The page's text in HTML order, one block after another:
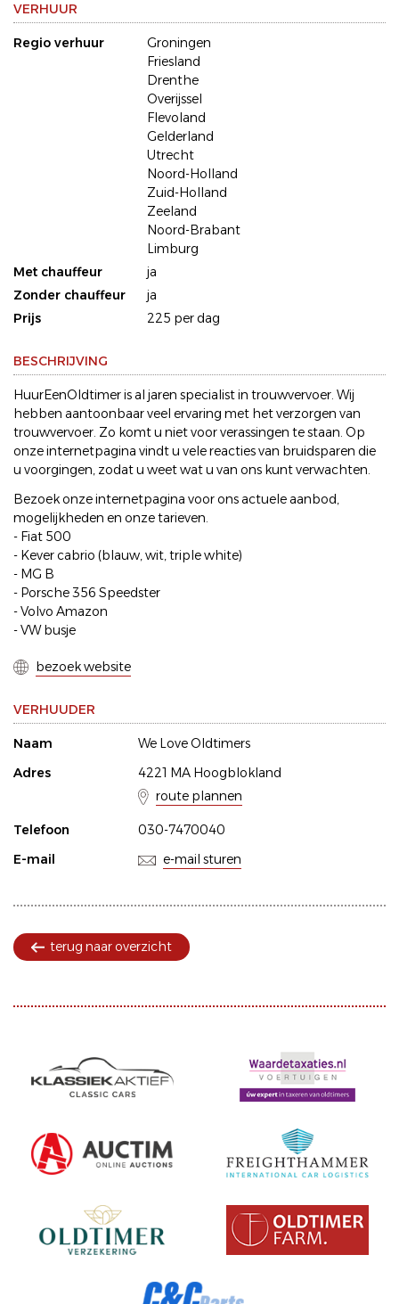
VERHUUR
Regio verhuur
Groningen
Friesland
Drenthe
Overijssel
Flevoland
Gelderland
Utrecht
Noord-Holland
Zuid-Holland
Zeeland
Noord-Brabant
Limburg
Met chauffeur
ja
Zonder chauffeur
ja
Prijs
225 per dag
BESCHRIJVING
HuurEenOldtimer is al jaren specialist in trouwvervoer. Wij
hebben aantoonbaar veel ervaring met het verzorgen van
trouwvervoer. Zo komt u niet voor verassingen te staan. Op
onze internetpagina vindt u vele reacties van bruidsparen die
u voorgingen, zodat u weet wat u van ons kunt verwachten.
Bezoek onze internetpagina voor ons actuele aanbod,
mogelijkheden en onze tarieven.
- Fiat 500
- Kever cabrio (blauw, wit, triple white)
- MG B
- Porsche 356 Speedster
- Volvo Amazon
- VW busje
bezoek website
VERHUUDER
Naam
We Love Oldtimers
Adres
4221 MA Hoogblokland
route plannen
Telefoon
030-7470040
E-mail
e-mail sturen
terug naar overzicht